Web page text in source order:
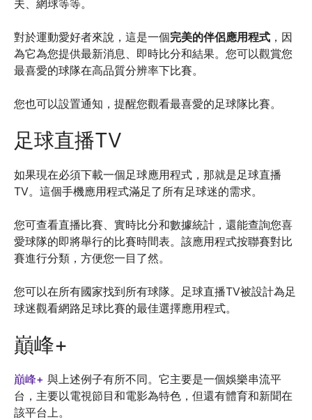
夫、網球等等。
對於運動愛好者來說，這是一個完美的伴侶應用程式 ，因
為它為您提供最新消息、即時比分和結果。您可以觀賞您
最喜愛的球隊在高品質分辨率下比賽。
您也可以設置通知，提醒您觀看最喜愛的足球隊比賽。
足球直播TV
如果現在必須下載一個足球應用程式，那就是足球直播
TV。這個手機應用程式滿足了所有足球迷的需求。
您可查看直播比賽、實時比分和數據統計，還能查詢您喜
愛球隊的即將舉行的比賽時間表。該應用程式按聯賽對比
賽進行分類，方便您一目了然。
您可以在所有國家找到所有球隊。足球直播TV被設計為足
球迷觀看網路足球比賽的最佳選擇應用程式。
巔峰+
巔峰+ 與上述例子有所不同。它主要是一個娛樂串流平
台，主要以電視節目和電影為特色，但還有體育和新聞在
該平台上。